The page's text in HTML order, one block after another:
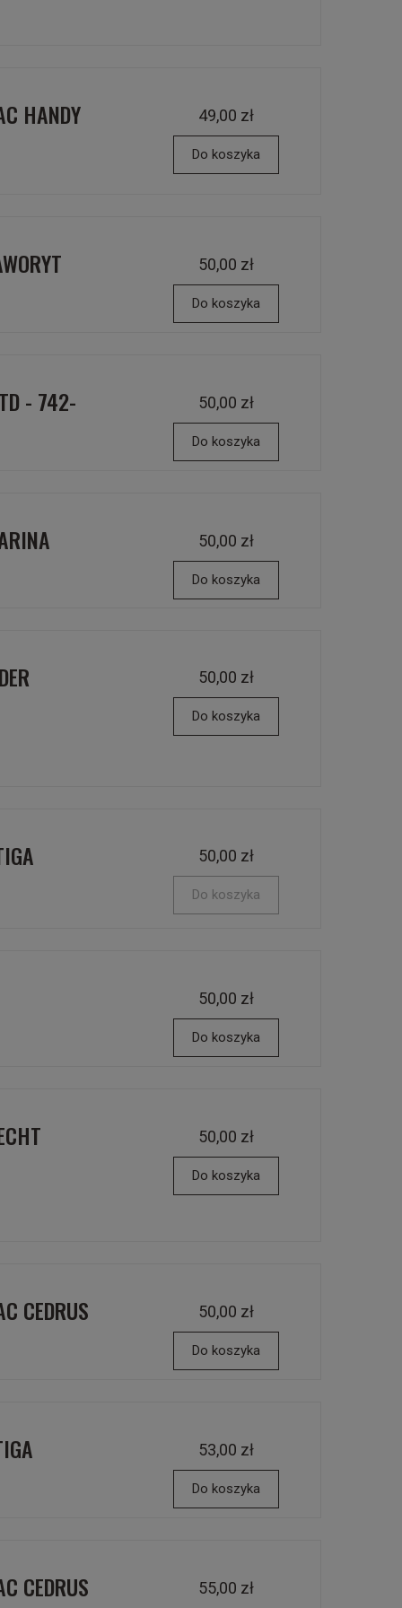
HANDY
49,00 zł
Do koszyka
50,00 zł
Do koszyka
- 742-
50,00 zł
Do koszyka
50,00 zł
Do koszyka
50,00 zł
Do koszyka
50,00 zł
Do koszyka
50,00 zł
Do koszyka
50,00 zł
Do koszyka
CEDRUS
50,00 zł
Do koszyka
53,00 zł
Do koszyka
CEDRUS
55,00 zł